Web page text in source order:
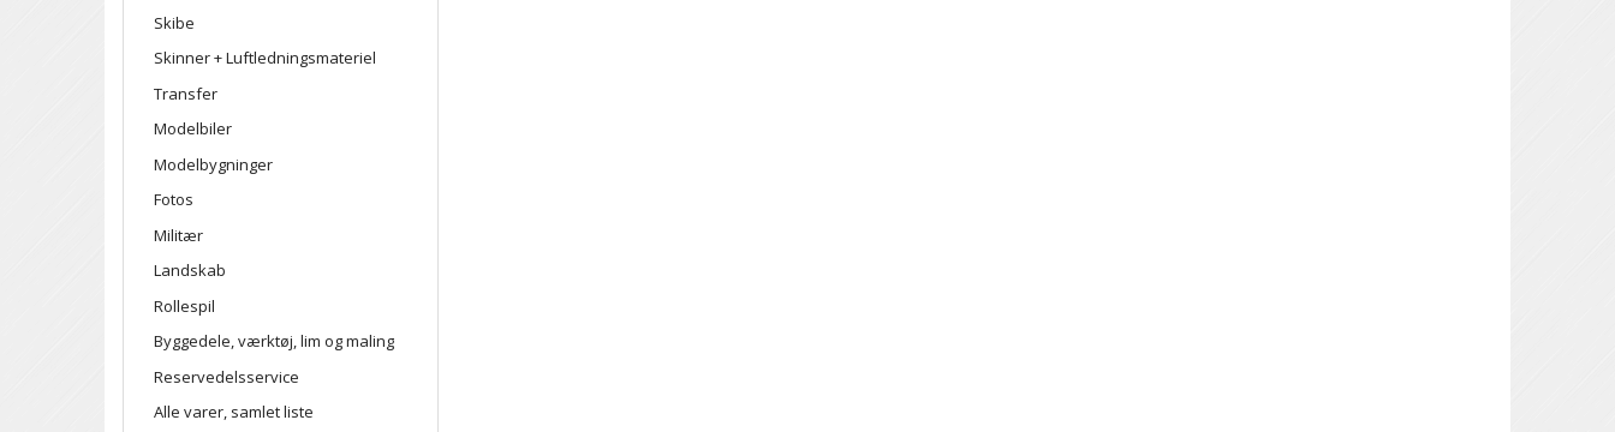
Skibe
Skinner + Luftledningsmateriel
Transfer
Modelbiler
Modelbygninger
Fotos
Militær
Landskab
Rollespil
Byggedele, værktøj, lim og maling
Reservedelsservice
Alle varer, samlet liste